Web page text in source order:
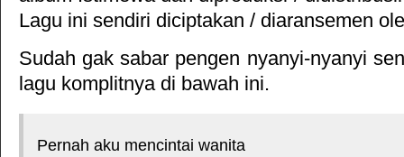
Lagu ini sendiri diciptakan / diaransemen
Sudah gak sabar pengen nyanyi-nyanyi
lagu komplitnya di bawah ini.
Pernah aku mencintai wanita